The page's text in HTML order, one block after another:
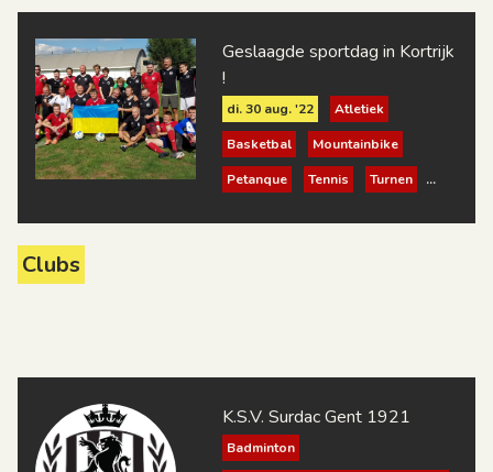
Geslaagde sportdag in Kortrijk
!
di. 30 aug. '22
Atletiek
Basketbal
Mountainbike
Petanque
Tennis
Turnen
Clubs
K.S.V. Surdac Gent 1921
Badminton